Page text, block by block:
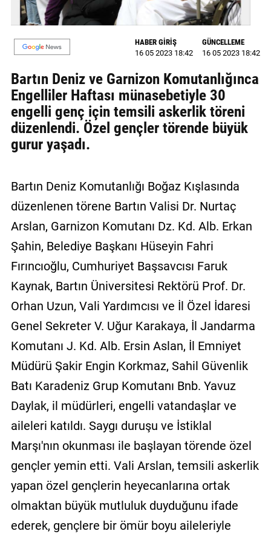
GALERİ
VİDEO
BİZE
ULAŞIN
Künye
İletişim
Gizlilik
Sözleşmesi
Kullanıcı
Sözleşmesi
HABER GİRİŞ
16 05 2023 18:42
GÜNCELLEME
16 05 2023 18:42
Bartın Deniz ve Garnizon Komutanlığınca
Engelliler Haftası münasebetiyle 30
engelli genç için temsili askerlik töreni
düzenlendi. Özel gençler törende büyük
gurur yaşadı.
Bartın Deniz Komutanlığı Boğaz Kışlasında
düzenlenen törene Bartın Valisi Dr. Nurtaç
Arslan, Garnizon Komutanı Dz. Kd. Alb. Erkan
Şahin, Belediye Başkanı Hüseyin Fahri
Fırıncıoğlu, Cumhuriyet Başsavcısı Faruk
Kaynak, Bartın Üniversitesi Rektörü Prof. Dr.
Orhan Uzun, Vali Yardımcısı ve İl Özel İdaresi
Genel Sekreter V. Uğur Karakaya, İl Jandarma
Komutanı J. Kd. Alb. Ersin Aslan, İl Emniyet
Müdürü Şakir Engin Korkmaz, Sahil Güvenlik
Batı Karadeniz Grup Komutanı Bnb. Yavuz
Daylak, il müdürleri, engelli vatandaşlar ve
aileleri katıldı. Saygı duruşu ve İstiklal
Marşı'nın okunması ile başlayan törende özel
gençler yemin etti. Vali Arslan, temsili askerlik
yapan özel gençlerin heyecanlarına ortak
olmaktan büyük mutluluk duyduğunu ifade
ederek, gençlere bir ömür boyu aileleriyle